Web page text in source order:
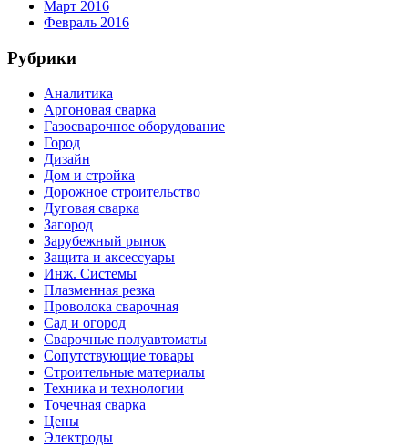
Март 2016
Февраль 2016
Рубрики
Аналитика
Аргоновая сварка
Газосварочное оборудование
Город
Дизайн
Дом и стройка
Дорожное строительство
Дуговая сварка
Загород
Зарубежный рынок
Защита и аксессуары
Инж. Системы
Плазменная резка
Проволока сварочная
Сад и огород
Сварочные полуавтоматы
Сопутствующие товары
Строительные материалы
Техника и технологии
Точечная сварка
Цены
Электроды